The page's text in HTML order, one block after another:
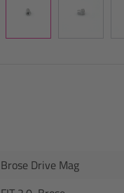
Brose Drive Mag